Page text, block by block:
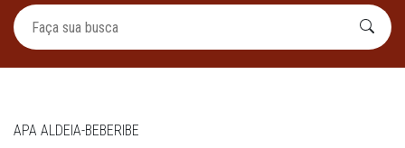
APA ALDEIA-BEBERIBE